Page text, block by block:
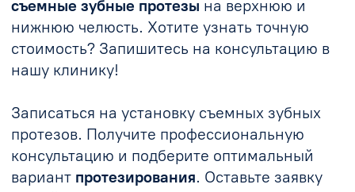
Скидка 10%
на протезирование
Записаться
дней